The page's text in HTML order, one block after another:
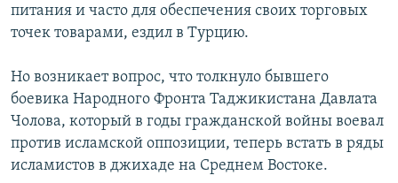
питания и часто для обеспечения своих торговых
точек товарами, ездил в Турцию.
Но возникает вопрос, что толкнуло бывшего
боевика Народного Фронта Таджикистана Давлата
Чолова, который в годы гражданской войны воевал
против исламской оппозиции, теперь встать в ряды
исламистов в джихаде на Среднем Востоке.